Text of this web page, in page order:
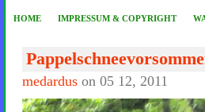
HOME IMPRESSUM & COPYRIGHT
medarduson 05 12, 2011